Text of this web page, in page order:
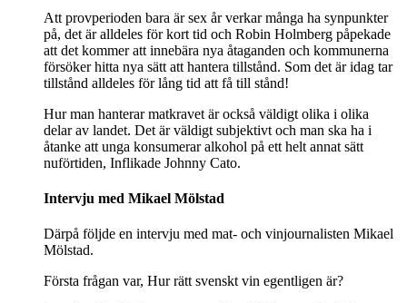
Att provperioden bara är sex år verkar många ha synpunkter
på, det är alldeles för kort tid och Robin Holmberg påpekade
att det kommer att innebära nya åtaganden och kommunerna
försöker hitta nya sätt att hantera tillstånd. Som det är idag tar
tillstånd alldeles för lång tid att få till stånd!
Hur man hanterar matkravet är också väldigt olika i olika
delar av landet. Det är väldigt subjektivt och man ska ha i
åtanke att unga konsumerar alkohol på ett helt annat sätt
nuförtiden, Inflikade Johnny Cato.
Intervju med Mikael Mölstad
Därpå följde en intervju med mat- och vinjournalisten Mikael
Mölstad.
Första frågan var, Hur rätt svenskt vin egentligen är?